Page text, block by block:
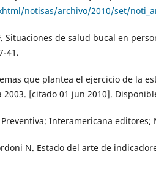
notisas/archivo/2010/set/
Situaciones de salud bucal en
41.
que plantea el ejercicio de la
2003. [citado 01 jun 2010].
Interamericana editores;
N. Estado del arte de